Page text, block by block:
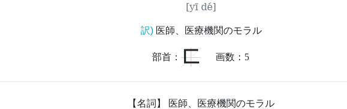
[yī dé]
訳)医師、医療機関のモラル
部首： 匚 画数： 5
【名詞】 医師、医療機関のモラル